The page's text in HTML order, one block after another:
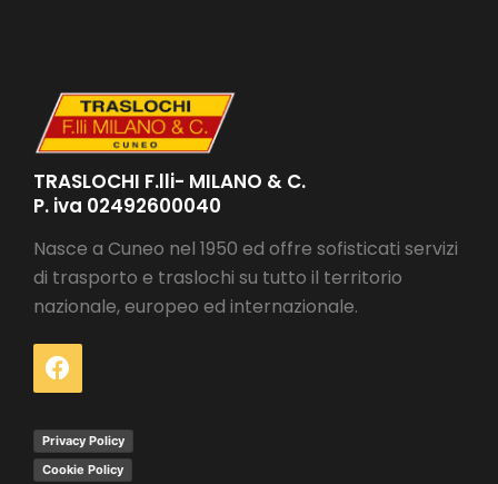
TRASLOCHI F.lli- MILANO & C.
P. iva 02492600040
Nasce a Cuneo nel 1950 ed offre sofisticati servizi
di trasporto e traslochi su tutto il territorio
nazionale, europeo ed internazionale.
Privacy Policy
Cookie Policy